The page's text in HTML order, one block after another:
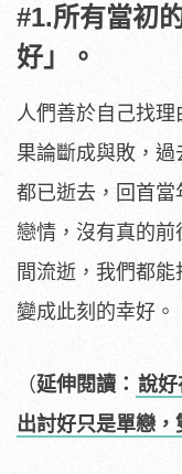
#1.所有當初
好」。
人們善於自己找
果論斷成與敗，過
都已逝去，回首
戀情，沒有真的
間流逝，我們都
變成此刻的幸好。
（延伸閱讀： 說好
出討好只是單戀，